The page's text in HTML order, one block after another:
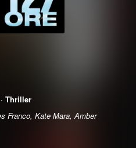
·Thriller
Franco, Kate Mara, Amber